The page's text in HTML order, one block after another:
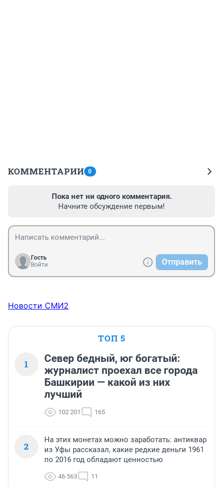
КОММЕНТАРИИ 0
Пока нет ни одного комментария.
Начните обсуждение первым!
Гость
Войти
Отправить
Новости СМИ2
ТОП 5
1
Север бедный, юг богатый:
журналист проехал все города
Башкирии — какой из них
лучший
102 201 165
2
На этих монетах можно заработать: антиквар
из Уфы рассказал, какие редкие деньги 1961
по 2016 год обладают ценностью
46 563 11